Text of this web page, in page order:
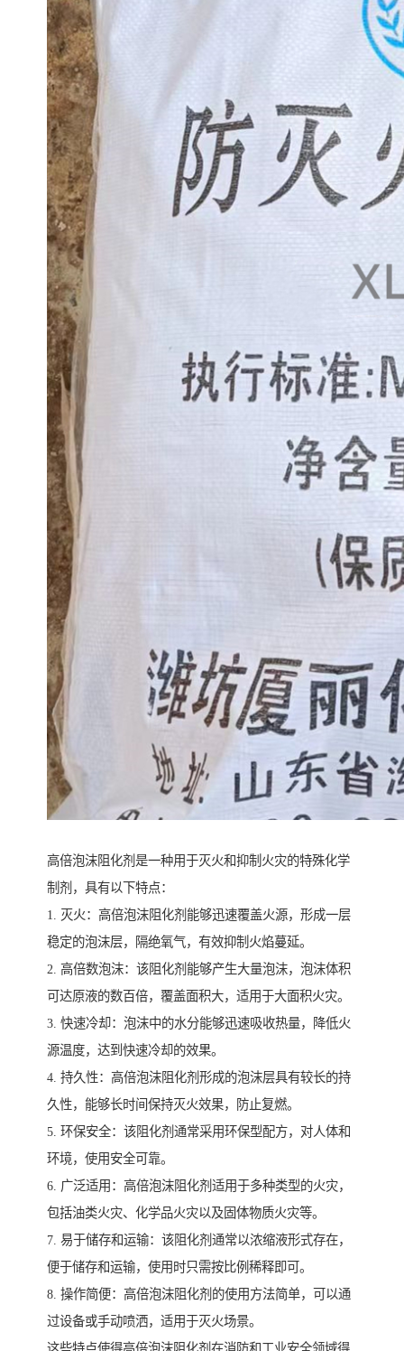
高倍泡沫阻化剂是一种用于灭火和抑制火灾的特殊化学
制剂，具有以下特点：
1. 灭火：高倍泡沫阻化剂能够迅速覆盖火源，形成一层
稳定的泡沫层，隔绝氧气，有效抑制火焰蔓延。
2. 高倍数泡沫：该阻化剂能够产生大量泡沫，泡沫体积
可达原液的数百倍，覆盖面积大，适用于大面积火灾。
3. 快速冷却：泡沫中的水分能够迅速吸收热量，降低火
源温度，达到快速冷却的效果。
4. 持久性：高倍泡沫阻化剂形成的泡沫层具有较长的持
久性，能够长时间保持灭火效果，防止复燃。
5. 环保安全：该阻化剂通常采用环保型配方，对人体和
环境，使用安全可靠。
6. 广泛适用：高倍泡沫阻化剂适用于多种类型的火灾，
包括油类火灾、化学品火灾以及固体物质火灾等。
7. 易于储存和运输：该阻化剂通常以浓缩液形式存在，
便于储存和运输，使用时只需按比例稀释即可。
8. 操作简便：高倍泡沫阻化剂的使用方法简单，可以通
过设备或手动喷洒，适用于灭火场景。